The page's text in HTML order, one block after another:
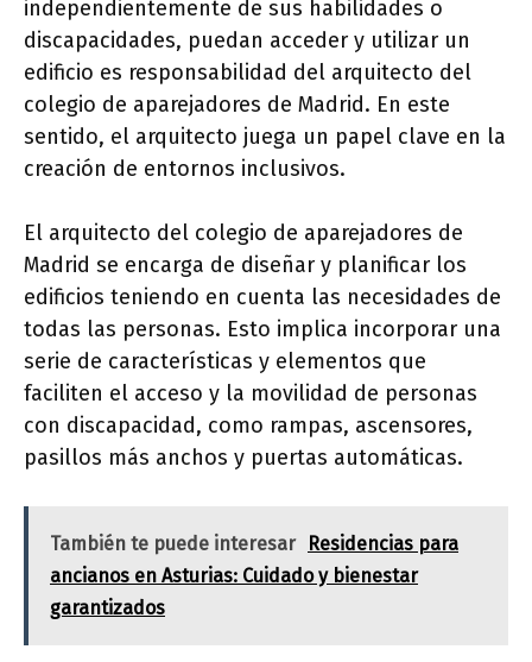
independientemente de sus habilidades o
discapacidades, puedan acceder y utilizar un
edificio es responsabilidad del arquitecto del
colegio de aparejadores de Madrid. En este
sentido, el arquitecto juega un papel clave en la
creación de entornos inclusivos.
El arquitecto del colegio de aparejadores de
Madrid se encarga de diseñar y planificar los
edificios teniendo en cuenta las necesidades de
todas las personas. Esto implica incorporar una
serie de características y elementos que
faciliten el acceso y la movilidad de personas
con discapacidad, como rampas, ascensores,
pasillos más anchos y puertas automáticas.
También te puede interesar
Residencias para
ancianos en Asturias: Cuidado y bienestar
garantizados